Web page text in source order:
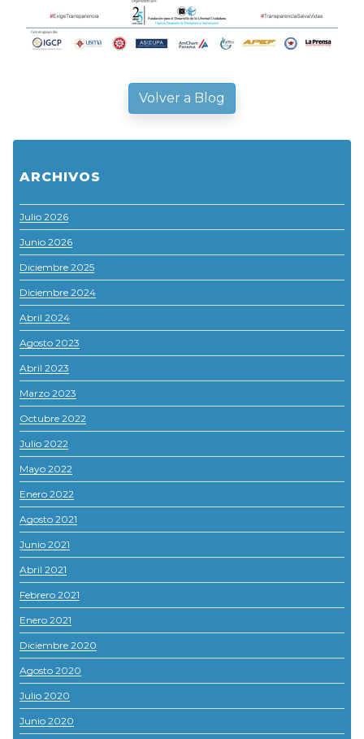
Volver a Blog
ARCHIVOS
Julio 2026
Junio 2026
Diciembre 2025
Diciembre 2024
Abril 2024
Agosto 2023
Abril 2023
Marzo 2023
Octubre 2022
Julio 2022
Mayo 2022
Enero 2022
Agosto 2021
Junio 2021
Abril 2021
Febrero 2021
Enero 2021
Diciembre 2020
Agosto 2020
Julio 2020
Junio 2020